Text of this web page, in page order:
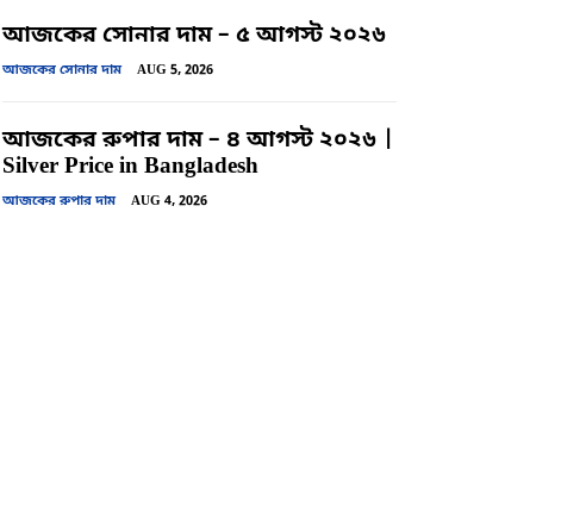
আজকের সোনার দাম – ৫ আগস্ট ২০২৬
আজকের সোনার দাম AUG 5, 2026
আজকের রুপার দাম – ৪ আগস্ট ২০২৬ |
Silver Price in Bangladesh
আজকের রুপার দাম AUG 4, 2026